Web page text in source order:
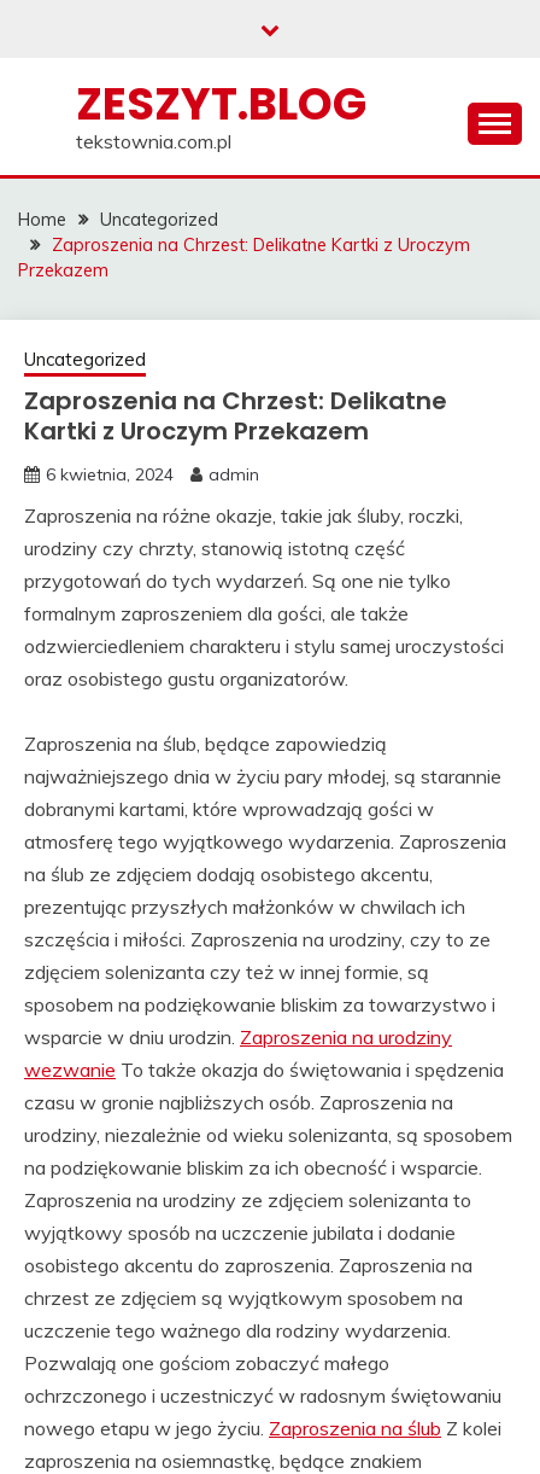
ZESZYT.BLOG
tekstownia.com.pl
Home
Uncategorized
Zaproszenia na Chrzest: Delikatne Kartki z Uroczym
Przekazem
Uncategorized
Zaproszenia na Chrzest: Delikatne
Kartki z Uroczym Przekazem
6 kwietnia, 2024 admin
Zaproszenia na różne okazje, takie jak śluby, roczki,
urodziny czy chrzty, stanowią istotną część
przygotowań do tych wydarzeń. Są one nie tylko
formalnym zaproszeniem dla gości, ale także
odzwierciedleniem charakteru i stylu samej uroczystości
oraz osobistego gustu organizatorów.
Zaproszenia na ślub, będące zapowiedzią
najważniejszego dnia w życiu pary młodej, są starannie
dobranymi kartami, które wprowadzają gości w
atmosferę tego wyjątkowego wydarzenia. Zaproszenia
na ślub ze zdjęciem dodają osobistego akcentu,
prezentując przyszłych małżonków w chwilach ich
szczęścia i miłości. Zaproszenia na urodziny, czy to ze
zdjęciem solenizanta czy też w innej formie, są
sposobem na podziękowanie bliskim za towarzystwo i
wsparcie w dniu urodzin. Zaproszenia na urodziny
wezwanie To także okazja do świętowania i spędzenia
czasu w gronie najbliższych osób. Zaproszenia na
urodziny, niezależnie od wieku solenizanta, są sposobem
na podziękowanie bliskim za ich obecność i wsparcie.
Zaproszenia na urodziny ze zdjęciem solenizanta to
wyjątkowy sposób na uczczenie jubilata i dodanie
osobistego akcentu do zaproszenia. Zaproszenia na
chrzest ze zdjęciem są wyjątkowym sposobem na
uczczenie tego ważnego dla rodziny wydarzenia.
Pozwalają one gościom zobaczyć małego
ochrzczonego i uczestniczyć w radosnym świętowaniu
nowego etapu w jego życiu. Zaproszenia na ślub Z kolei
zaproszenia na osiemnastkę, będące znakiem